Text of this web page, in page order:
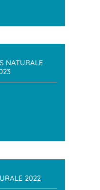
NATURALE
2022